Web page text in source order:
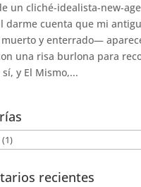
un cliché-idealista-new-
darme cuenta que mi
y enterrado—
una risa burlona para
y El Mismo,...
recientes